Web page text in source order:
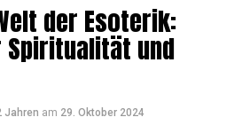
der Eso­te­rik:
Spi­ri­tua­li­tät und
Jahren am 29. Oktober 2024